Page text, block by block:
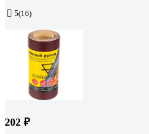
5(16)
202 ₽